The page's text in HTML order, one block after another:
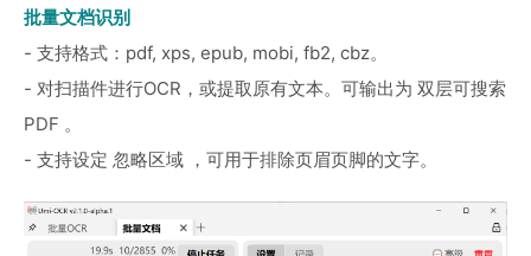
批量文档识别
- 支持格式：pdf, xps, epub, mobi, fb2, cbz。
- 对扫描件进行OCR，或提取原有文本。可输出为 双层可搜索
PDF 。
- 支持设定 忽略区域 ，可用于排除页眉页脚的文字。